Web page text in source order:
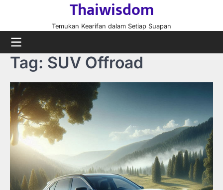
content
Thaiwisdom
Temukan Kearifan dalam Setiap Suapan
Tag: SUV Offroad